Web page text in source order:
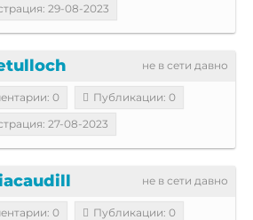
29-08-2023
не в сети давно
0
Публикации: 0
27-08-2023
не в сети давно
0
Публикации: 0